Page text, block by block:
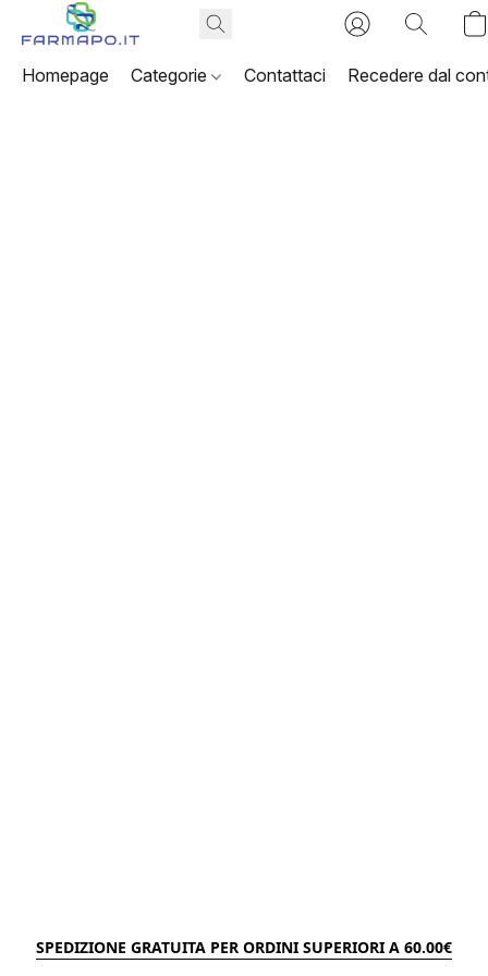
Homepage Categorie Contattaci Recedere dal
SPEDIZIONE GRATUITA PER ORDINI SUPERIORI A 60.00€